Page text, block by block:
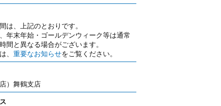
は、上記のとおりです。
年末年始・ゴールデンウィーク等は通常
間と異なる場合がございます。
、 重要なお知らせをご覧ください。
店）舞鶴支店